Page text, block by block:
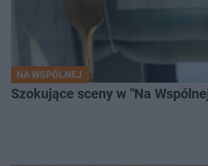
NA WSPÓLNEJ
Szokujące sceny w "Na